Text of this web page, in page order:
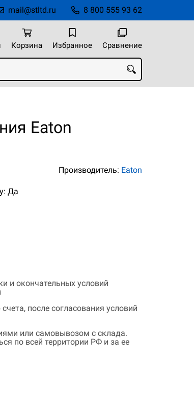
8 800 555 93 62
mail@stltd.ru
Корзина Избранное Сравнение
Eaton
Производитель: Eaton
Да
и окончательных условий
после согласования условий
или самовывозом с склада.
по всей территории РФ и за ее